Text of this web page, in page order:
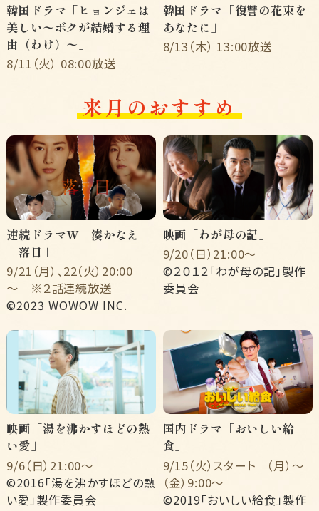
韓国ドラマ「ヒョンジェは
美しい〜ボクが結婚する理
由（わけ）〜」
8/11（火） 08:00放送
韓国ドラマ「復讐の花束を
あなたに」
8/13（木） 13:00放送
来月のおすすめ
連続ドラマW 湊かなえ
「落日」
9/21（月）、22（火）20:00
～ ※２話連続放送
©2023 WOWOW INC.
映画「わが母の記」
9/20（日）21:00〜
©２０１２「わが母の記」製作
委員会
映画「湯を沸かすほどの熱
い愛」
9/6（日）21:00〜
©2016「湯を沸かすほどの熱
い愛」製作委員会
国内ドラマ「おいしい給
食」
9/15（火）スタート （月）〜
（金）9:00〜
©2019「おいしい給食」製作